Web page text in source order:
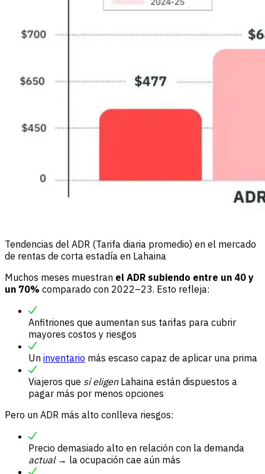
Tendencias del ADR (Tarifa diaria promedio) en el mercado
de rentas de corta estadía en Lahaina
Muchos meses muestran el ADR subiendo entre un 40 y
un 70% comparado con 2022–23. Esto refleja:
Anfitriones que aumentan sus tarifas para cubrir
mayores costos y riesgos
Un inventario más escaso capaz de aplicar una prima
Viajeros que sí eligenLahaina están dispuestos a
pagar más por menos opciones
Pero un ADR más alto conlleva riesgos:
Precio demasiado alto en relación con la demanda
actual→ la ocupación cae aún más